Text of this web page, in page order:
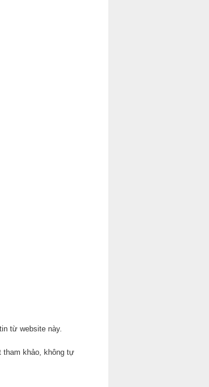
từ website này.
tham khảo, không tự